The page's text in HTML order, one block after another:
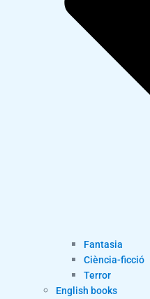
Fantasia
Ciència-ficció
Terror
English books